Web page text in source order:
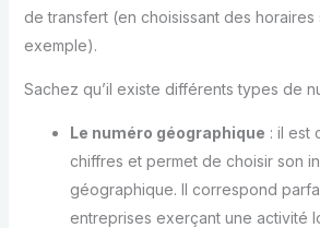
de transfert (en choisissant des
exemple).
Sachez qu’il existe différents types de
Le numéro géographique : il est
chiffres et permet de choisir son
géographique. Il correspond
entreprises exerçant une activité